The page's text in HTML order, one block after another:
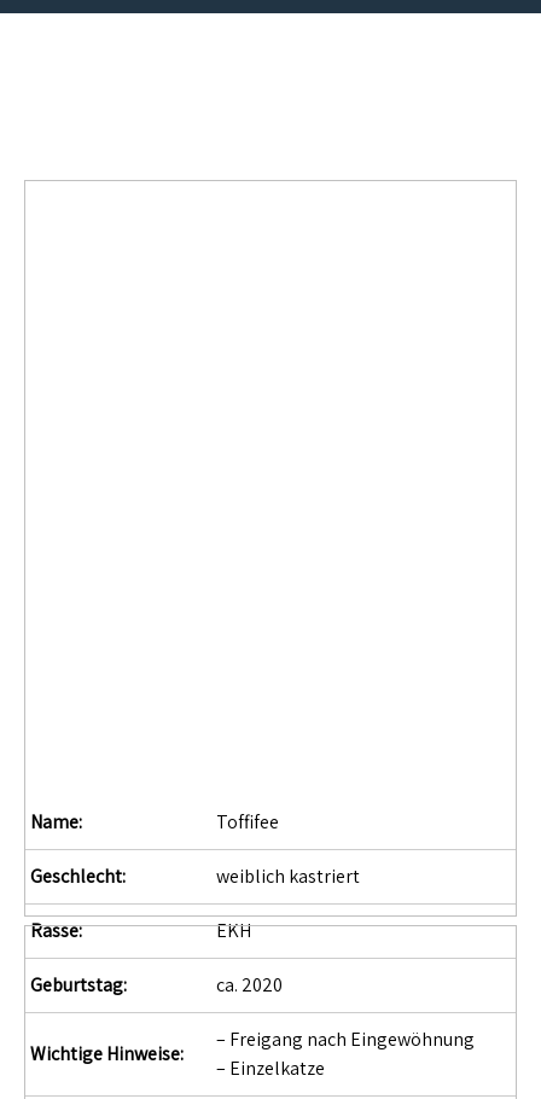
Name: Toffifee
Geschlecht: weiblich kastriert
Rasse: EKH
Geburtstag: ca. 2020
Wichtige Hinweise:
– Freigang nach Eingewöhnung
– Einzelkatze